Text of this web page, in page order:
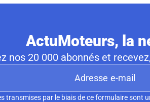
ActuMoteurs, la
nos 20 000 abonnés et
transmises par le biais de ce formulaire sont